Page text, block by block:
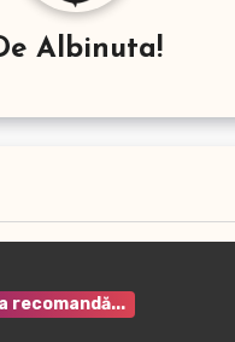
Albinuta!
recomandă...